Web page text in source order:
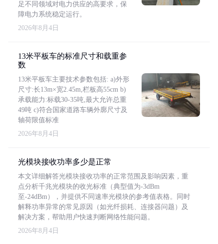
足不同领域对电力供应的高要求，保
障电力系统稳定运行。
2026年8月4日
13米平板车的标准尺寸和载重参
数
13米平板车主要技术参数包括: a)外形
尺寸:长13m×宽2.45m,栏板高55cm b)
承载能力:标载30-35吨,最大允许总重
49吨 c)符合国家道路车辆外廓尺寸及
轴荷限值标准
2026年8月4日
光模块接收功率多少是正常
本文详细解答光模块接收功率的正常范围及影响因素，重
点分析千兆光模块的收光标准（典型值为-3dBm
至-24dBm），并提供不同速率光模块的参考值表格。同时
解释功率异常的常见原因（如光纤损耗、连接器问题）及
解决方案，帮助用户快速判断网络性能问题。
2026年8月4日